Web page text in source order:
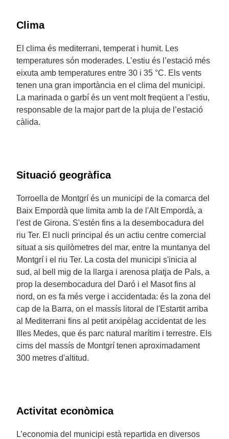
Clima
El clima és mediterrani, temperat i humit. Les
temperatures són moderades. L’estiu és l’estació més
eixuta amb temperatures entre 30 i 35 °C. Els vents
tenen una gran importància en el clima del municipi.
La marinada o garbí és un vent molt freqüent a l’estiu,
responsable de la major part de la pluja de l’estació
càlida.
Situació geogràfica
Torroella de Montgrí és un municipi de la comarca del
Baix Empordà que limita amb la de l'Alt Empordà, a
l'est de Girona. S'estén fins a la desembocadura del
riu Ter. El nucli principal és un actiu centre comercial
situat a sis quilòmetres del mar, entre la muntanya del
Montgrí i el riu Ter. La costa del municipi s'inicia al
sud, al bell mig de la llarga i arenosa platja de Pals, a
prop la desembocadura del Daró i el Masot fins al
nord, on es fa més verge i accidentada: és la zona del
cap de la Barra, on el massís litoral de l'Estartit arriba
al Mediterrani fins al petit arxipèlag accidentat de les
Illes Medes, que és parc natural marítim i terrestre. Els
cims del massís de Montgrí tenen aproximadament
300 metres d'altitud.
Activitat econòmica
L’economia del municipi està repartida en diversos